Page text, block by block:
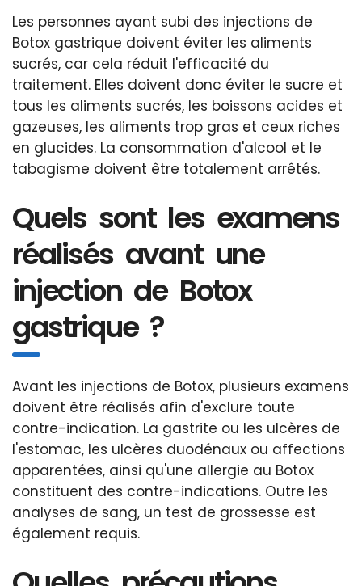
Les personnes ayant subi des injections de
Botox gastrique doivent éviter les aliments
sucrés, car cela réduit l'efficacité du
traitement. Elles doivent donc éviter le sucre et
tous les aliments sucrés, les boissons acides et
gazeuses, les aliments trop gras et ceux riches
en glucides. La consommation d'alcool et le
tabagisme doivent être totalement arrêtés.
Quels sont les examens
réalisés avant une
injection de Botox
gastrique ?
Avant les injections de Botox, plusieurs examens
doivent être réalisés afin d'exclure toute
contre-indication. La gastrite ou les ulcères de
l'estomac, les ulcères duodénaux ou affections
apparentées, ainsi qu'une allergie au Botox
constituent des contre-indications. Outre les
analyses de sang, un test de grossesse est
également requis.